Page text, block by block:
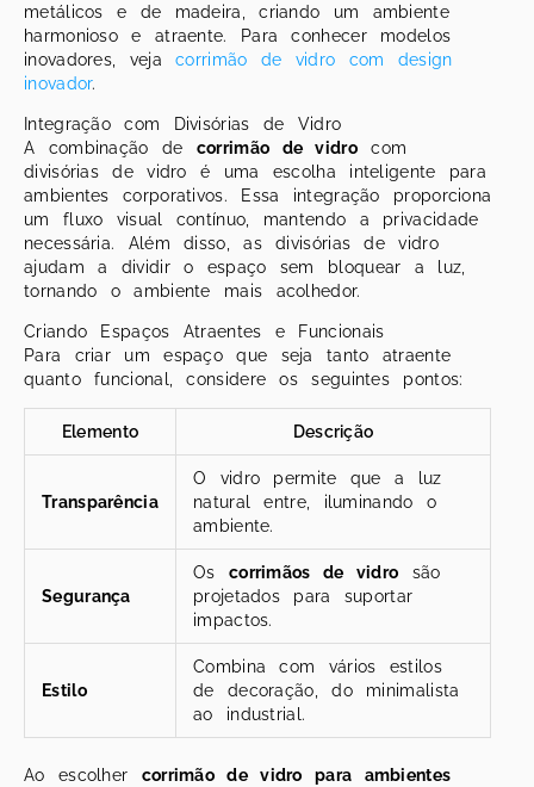
metálicos e de madeira, criando um ambiente
harmonioso e atraente. Para conhecer modelos
inovadores, vejacorrimão de vidro com design
inovador.
Integração com Divisórias de Vidro
A combinação de corrimão de vidrocom
divisórias de vidro é uma escolha inteligente para
ambientes corporativos. Essa integração proporciona
um fluxo visual contínuo, mantendo a privacidade
necessária. Além disso, as divisórias de vidro
ajudam a dividir o espaço sem bloquear a luz,
tornando o ambiente mais acolhedor.
Criando Espaços Atraentes e Funcionais
Para criar um espaço que seja tanto atraente
quanto funcional, considere os seguintes pontos:
Elemento Descrição
Transparência
O vidro permite que a luz
natural entre, iluminando o
ambiente.
Segurança
Os corrimãos de vidro são
projetados para suportar
impactos.
Estilo
Combina com vários estilos
de decoração, do minimalista
ao industrial.
Ao escolher corrimão de vidro para ambientes